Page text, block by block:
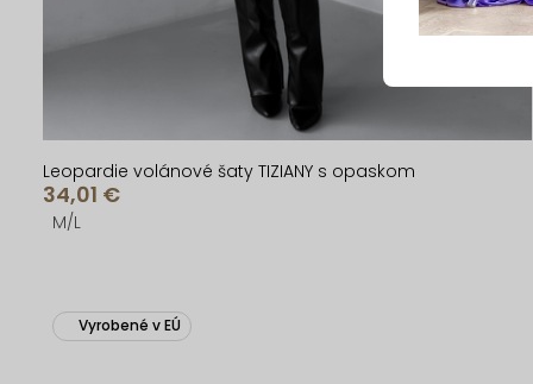
Leopardie volánové šaty TIZIANY s opaskom
34,01 €
M/L
Vyrobené v EÚ